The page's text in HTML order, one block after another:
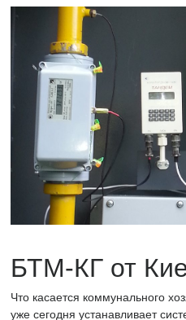
БТМ-КГ от
Что касается коммунального
уже сегодня устанавливает